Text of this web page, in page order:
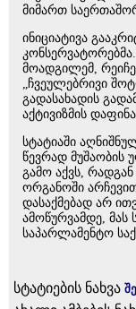
მიმართ
ინიციატივა
მოადგილემ,
„ჩვეულებრივი
გადასახადის
აქტივიზმის
სტატიაში
წევრად მუშაობის
გამო აქვს,
ორგანოში
დასაქმებად არ
ამოწურვამდე, მას
საპარლამენტო
სტატიების ნახვა